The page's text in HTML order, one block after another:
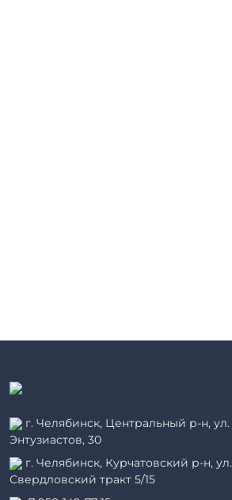
г. Челябинск, Центральный р-н, ул.
Энтузиастов, 30
г. Челябинск, Курчатовский р-н, ул.
Свердловский тракт 5/15